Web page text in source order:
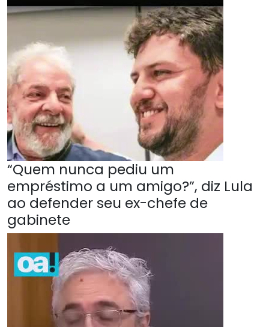
“Quem nunca pediu um
empréstimo a um amigo?”, diz Lula
ao defender seu ex-chefe de
gabinete